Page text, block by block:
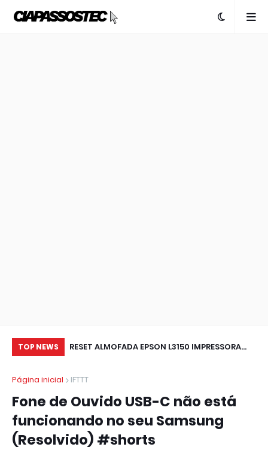
TOP NEWS
L3150 L4150
RESET ALMOFADA EPSON L3150 IMPRESSORA
Página inicial IFTTT
Fone de Ouvido USB-C não está
funcionando no seu Samsung
(Resolvido) #shorts